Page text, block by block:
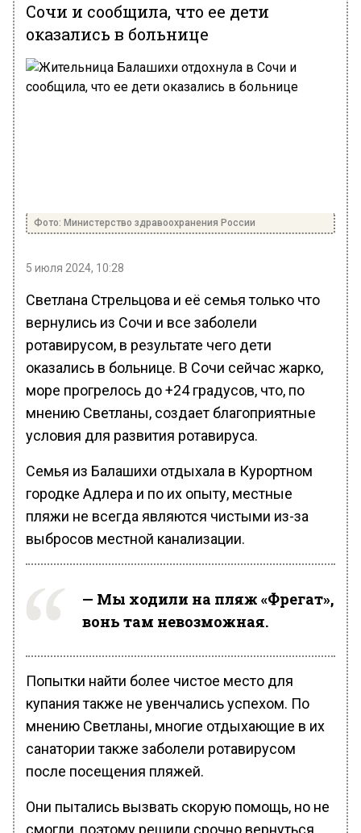
Сочи и сообщила, что ее дети
оказались в больнице
Фото: Министерство здравоохранения России
5 июля 2024, 10:28
Светлана Стрельцова и её семья только что
вернулись из Сочи и все заболели
ротавирусом, в результате чего дети
оказались в больнице. В Сочи сейчас жарко,
море прогрелось до +24 градусов, что, по
мнению Светланы, создает благоприятные
условия для развития ротавируса.
Семья из Балашихи отдыхала в Курортном
городке Адлера и по их опыту, местные
пляжи не всегда являются чистыми из-за
выбросов местной канализации.
— Мы ходили на пляж «Фрегат»,
вонь там невозможная.
Попытки найти более чистое место для
купания также не увенчались успехом. По
мнению Светланы, многие отдыхающие в их
санатории также заболели ротавирусом
после посещения пляжей.
Они пытались вызвать скорую помощь, но не
смогли, поэтому решили срочно вернуться